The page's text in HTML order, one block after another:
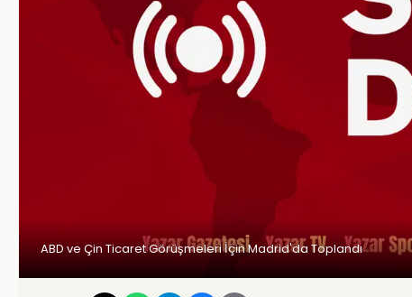
ABD ve Çin Ticaret Görüşmeleri İçin Madrid'da Toplandı